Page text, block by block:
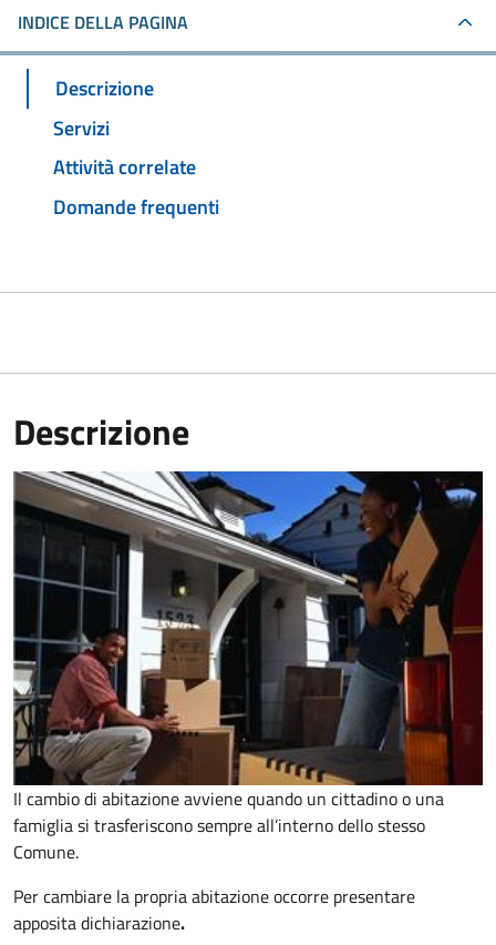
INDICE DELLA PAGINA
Descrizione
Servizi
Attività correlate
Domande frequenti
Descrizione
Il cambio di abitazione avviene quando un cittadino o una
famiglia si trasferiscono sempre all’interno dello stesso
Comune.
Per cambiare la propria abitazione occorre presentare
appositadichiarazione.